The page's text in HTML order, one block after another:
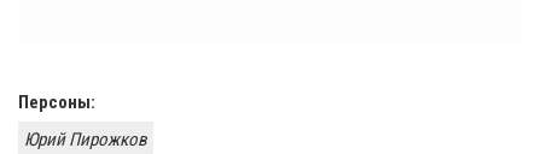
Персоны:
Юрий Пирожков